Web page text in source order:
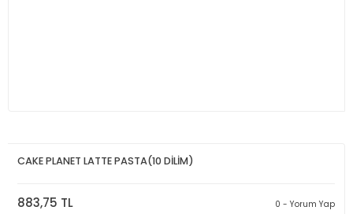
CAKE PLANET LATTE PASTA(10 DİLİM)
883,75 TL
0 - Yorum Yap